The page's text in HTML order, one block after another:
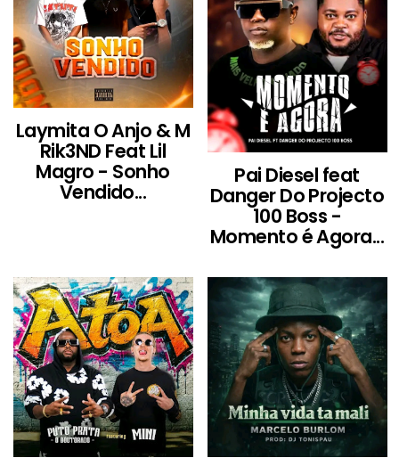
Laymita O Anjo & M
Rik3ND Feat Lil
Magro - Sonho
Vendido...
Pai Diesel feat
Danger Do Projecto
100 Boss -
Momento é Agora...